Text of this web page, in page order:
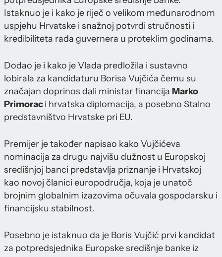
Istaknuo je i kako je riječ o velikom međunarodnom
uspjehu Hrvatske i snažnoj potvrdi stručnosti i
kredibiliteta rada guvernera u proteklim godinama.
Dodao je i kako je Vlada predložila i sustavno
lobirala za kandidaturu Borisa Vujčića čemu su
značajan doprinos dali ministar financija Marko
Primoraci hrvatska diplomacija, a posebno Stalno
predstavništvo Hrvatske pri EU.
Premijer je također napisao kako Vujčićeva
nominacija za drugu najvišu dužnost u Europskoj
središnjoj banci predstavlja priznanje i Hrvatskoj
kao novoj članici europodručja, koja je unatoč
brojnim globalnim izazovima očuvala gospodarsku i
financijsku stabilnost.
Posebno je istaknuo da je Boris Vujčić prvi kandidat
za potpredsjednika Europske središnje banke iz